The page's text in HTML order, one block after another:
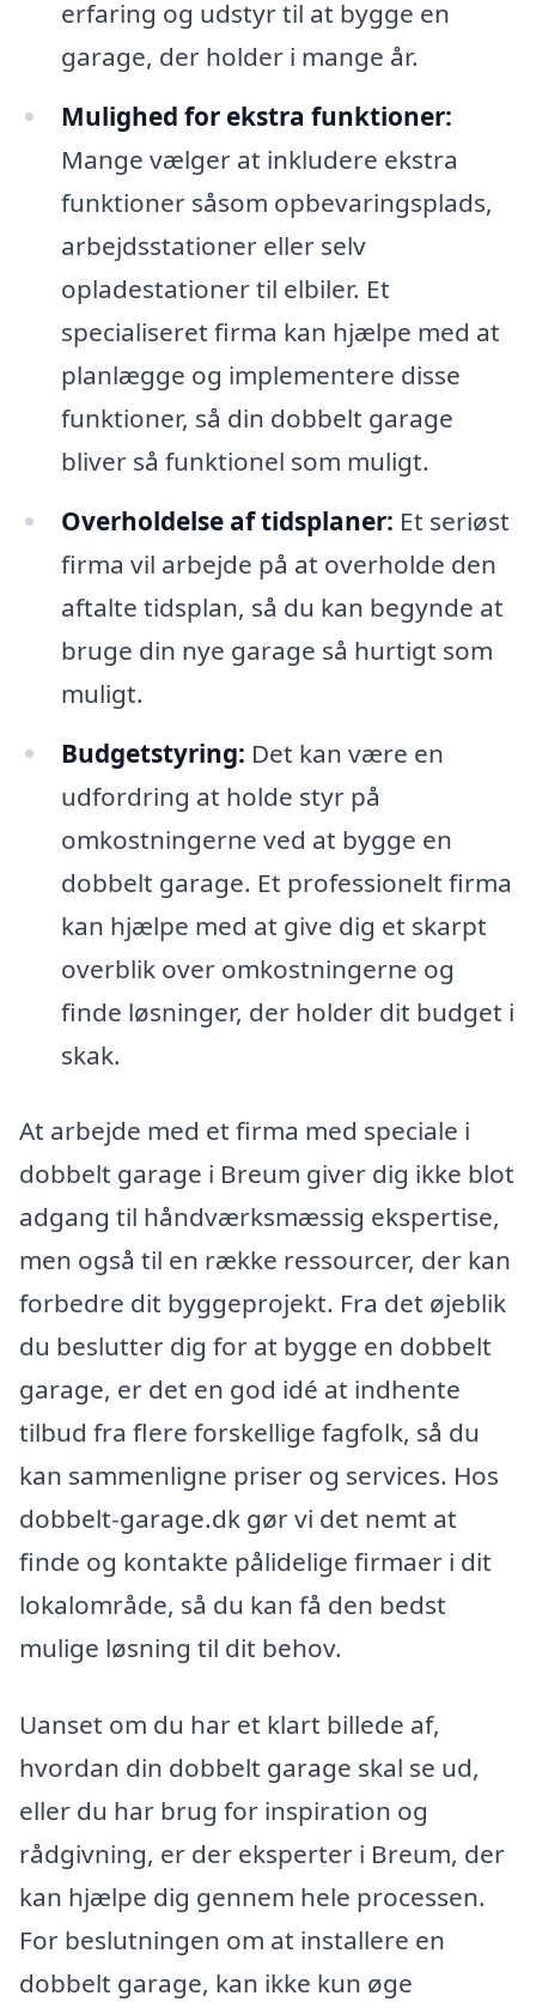
erfaring og udstyr til at bygge en
garage, der holder i mange år.
Mulighed for ekstra funktioner:
Mange vælger at inkludere ekstra
funktioner såsom opbevaringsplads,
arbejdsstationer eller selv
opladestationer til elbiler. Et
specialiseret firma kan hjælpe med at
planlægge og implementere disse
funktioner, så din dobbelt garage
bliver så funktionel som muligt.
Overholdelse af tidsplaner: Et seriøst
firma vil arbejde på at overholde den
aftalte tidsplan, så du kan begynde at
bruge din nye garage så hurtigt som
muligt.
Budgetstyring: Det kan være en
udfordring at holde styr på
omkostningerne ved at bygge en
dobbelt garage. Et professionelt firma
kan hjælpe med at give dig et skarpt
overblik over omkostningerne og
finde løsninger, der holder dit budget i
skak.
At arbejde med et firma med speciale i
dobbelt garage i Breum giver dig ikke blot
adgang til håndværksmæssig ekspertise,
men også til en række ressourcer, der kan
forbedre dit byggeprojekt. Fra det øjeblik
du beslutter dig for at bygge en dobbelt
garage, er det en god idé at indhente
tilbud fra flere forskellige fagfolk, så du
kan sammenligne priser og services. Hos
dobbelt-garage.dk gør vi det nemt at
finde og kontakte pålidelige firmaer i dit
lokalområde, så du kan få den bedst
mulige løsning til dit behov.
Uanset om du har et klart billede af,
hvordan din dobbelt garage skal se ud,
eller du har brug for inspiration og
rådgivning, er der eksperter i Breum, der
kan hjælpe dig gennem hele processen.
For beslutningen om at installere en
dobbelt garage, kan ikke kun øge